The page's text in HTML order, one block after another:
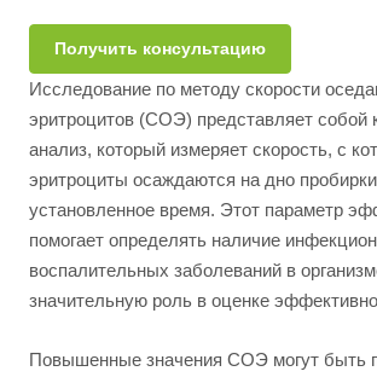
Получить консультацию
Исследование по методу скорости
эритроцитов (СОЭ) представляет собой
анализ, который измеряет скорость, с
эритроциты осаждаются на дно
установленное время. Этот параметр
помогает определять наличие
воспалительных заболеваний в
значительную роль в оценке
Повышенные значения СОЭ могут быть